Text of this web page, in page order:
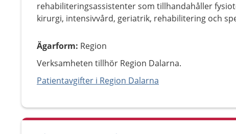
rehabiliteringsassistenter som tillhandahåller
kirurgi, intensivvård, geriatrik, rehabilitering och
Ägarform: Region
Verksamheten tillhör Region Dalarna.
Patientavgifter i Region Dalarna